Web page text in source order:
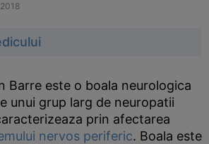
Barre este o boala neurologica
unui grup larg de neuropatii
prin afectarea
nervos periferic. Boala este